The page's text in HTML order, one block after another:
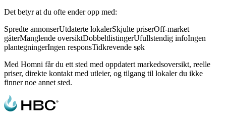
Det betyr at du ofte ender opp med:
Spredte annonserUtdaterte lokalerSkjulte priserOff-market
gåterManglende oversiktDobbeltlistingerUfullstendig infoIngen
plantegningerIngen responsTidkrevende søk
Med Homni får du ett sted med oppdatert markedsoversikt, reelle
priser, direkte kontakt med utleier, og tilgang til lokaler du ikke
finner noe annet sted.